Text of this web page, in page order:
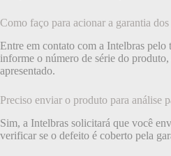
Como faço para acionar a garantia
Entre em contato com a Intelbras pelo
informe o número de série do
apresentado.
Preciso enviar o produto para análise
Sim, a Intelbras solicitará que você
verificar se o defeito é coberto pela